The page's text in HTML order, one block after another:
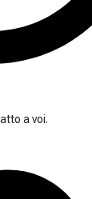
a voi.